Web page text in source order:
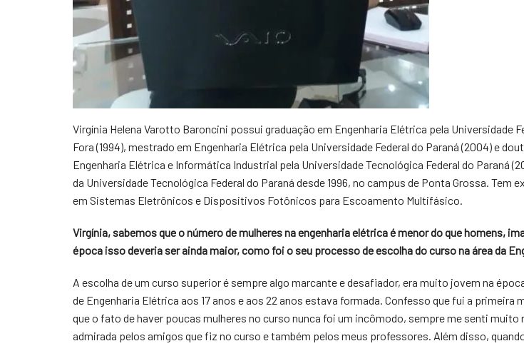
Virgínia Helena Varotto Baroncini possui graduação em Engenharia Elétrica pela Universidade
Fora (1994), mestrado em Engenharia Elétrica pela Universidade Federal do Paraná (2004) e
Engenharia Elétrica e Informática Industrial pela Universidade Tecnológica Federal do Paraná
da Universidade Tecnológica Federal do Paraná desde 1996, no campus de Ponta Grossa. Tem
em Sistemas Eletrônicos e Dispositivos Fotônicos para Escoamento Multifásico.
Virgínia, sabemos que o número de mulheres na engenharia elétrica é menor do que homens,
época isso deveria ser ainda maior, como foi o seu processo de escolha do curso na área da
A escolha de um curso superior é sempre algo marcante e desafiador, era muito jovem na
de Engenharia Elétrica aos 17 anos e aos 22 anos estava formada. Confesso que fui a primeira
que o fato de haver poucas mulheres no curso nunca foi um incômodo, sempre me senti muito
admirada pelos amigos que fiz no curso e também pelos meus professores. Além disso,